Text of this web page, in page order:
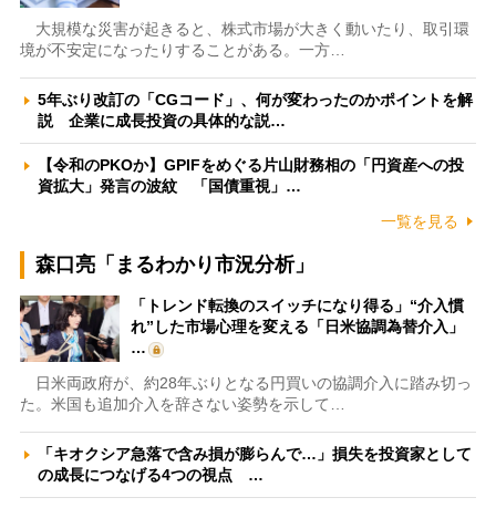
大規模な災害が起きると、株式市場が大きく動いたり、取引環
境が不安定になったりすることがある。一方…
5年ぶり改訂の「CGコード」、何が変わったのかポイントを解
説 企業に成長投資の具体的な説…
【令和のPKOか】GPIFをめぐる片山財務相の「円資産への投
資拡大」発言の波紋 「国債重視」…
一覧を見る
森口亮「まるわかり市況分析」
「トレンド転換のスイッチになり得る」“介入慣
れ”した市場心理を変える「日米協調為替介入」
…
日米両政府が、約28年ぶりとなる円買いの協調介入に踏み切っ
た。米国も追加介入を辞さない姿勢を示して…
「キオクシア急落で含み損が膨らんで…」損失を投資家として
の成長につなげる4つの視点 …